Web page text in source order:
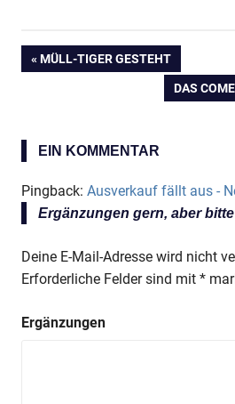
Anzeige
Anzeige
Anzeige
Beitragsnavigation
VORHERIGER
MÜLL-TIGER GESTEHT
DAS
EIN KOMMENTAR
Pingback: Ausverkauf fällt aus -
Ergänzungen gern, aber
Deine E-Mail-Adresse wird nicht
Erforderliche Felder sind mit *
Ergänzungen